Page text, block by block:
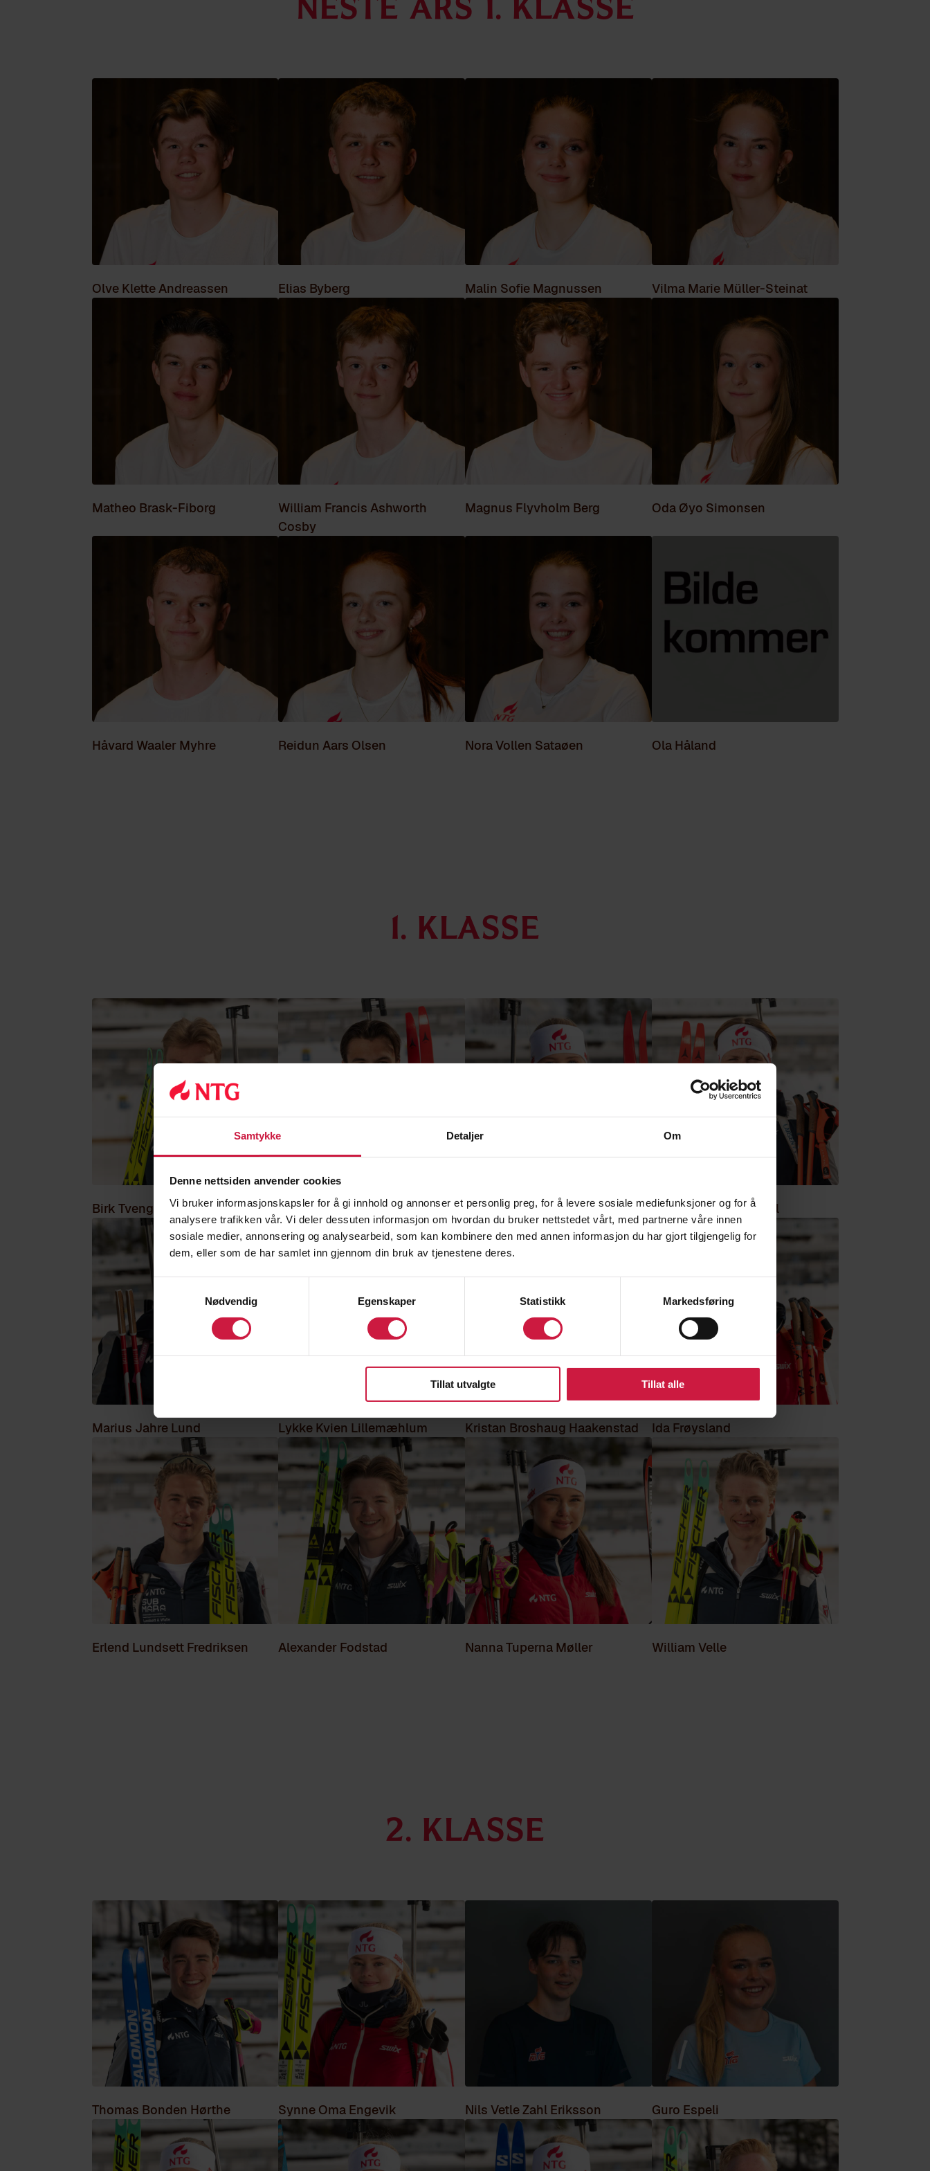
Samtykke Detaljer Om
Denne nettsiden anvender cookies
Vi bruker informasjonskapsler for å gi innhold og annonser et personlig preg, for å levere sosiale mediefunksjoner og for å
analysere trafikken vår. Vi deler dessuten informasjon om hvordan du bruker nettstedet vårt, med partnerne våre innen
sosiale medier, annonsering og analysearbeid, som kan kombinere den med annen informasjon du har gjort tilgjengelig for
dem, eller som de har samlet inn gjennom din bruk av tjenestene deres.
Nødvendig
Egenskaper Statistikk Markedsføring
Tillat utvalgte Tillat alle
Neste års 1. klasse
Olve Klette Andreassen Elias Byberg Malin Sofie Magnussen Vilma Marie Müller-Steinat
Matheo Brask-Fiborg
William Francis Ashworth
Cosby
Magnus Flyvholm Berg Oda Øyo Simonsen
Håvard Waaler Myhre Reidun Aars Olsen Nora Vollen Sataøen Ola Håland
1. klasse
Birk Tvenge Sander Steen Aurora Oldertrøen Håkon Auale Lundvall
Marius Jahre Lund Lykke Kvien Lillemæhlum Kristan Broshaug Haakenstad Ida Frøysland
Erlend Lundsett Fredriksen Alexander Fodstad Nanna Tuperna Møller William Velle
2. klasse
Thomas Bonden Hørthe Synne Oma Engevik Nils Vetle Zahl Eriksson Guro Espeli